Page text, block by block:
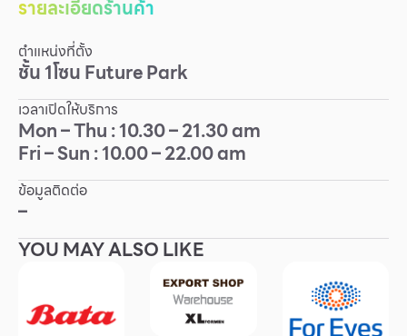
IT
Mobile
Other
Service
Superstores
รายละเอียดร้านค้า
ตำแหน่งที่ตั้ง
ชั้น1โซนFuture Park
เวลาเปิดให้บริการ
Mon – Thu : 10.30 – 21.30 am
Fri – Sun : 10.00 – 22.00 am
ข้อมูลติดต่อ
–
YOU MAY ALSO LIKE